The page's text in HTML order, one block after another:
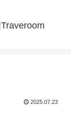
2025.07.23